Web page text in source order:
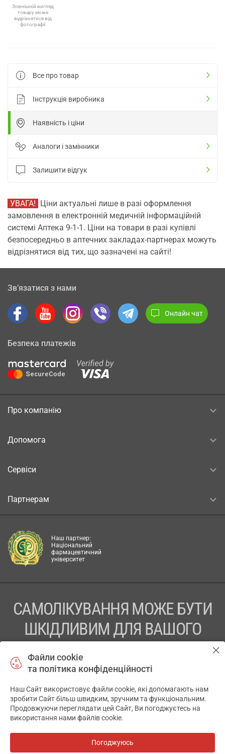
Зовнішній вигляд
товару може
відрізнятися від
фотографії
Все про товар
Інструкція виробника
Наявність і ціни
Аналоги і замінники
Залишити відгук
УВАГА! Ціни актуальні лише в разі оформлення
замовлення в електронній медичній інформаційній
системі Аптека 9-1-1. Ціни на товари в разі купівлі
безпосередньо в аптечних закладах-партнерах можуть
відрізнятися від тих, що зазначені на сайті!
Зв’язатися з нами
Онлайн чат
Безпека платежів
Про компанію
Допомога
Сервіси
Партнерам
Наш партнер:
Національний
фармацевтичний
університет
САМОЛІКУВАННЯ МОЖЕ БУТИ
ШКІДЛИВИМ ДЛЯ ВАШОГО
ПЕРЕД ЗАСТОСУВАННЯМ ПРЕПАРАТУ ПРОКОНСУЛЬТУЙТЕСЬ
ТОВ «АПТЕКА 911.ЮА» Код ЄДРПОУ 43631965.
Відмова від відповідальності
© 2014-2026. Медична інформаційна система АПТЕКА911.ЮА
Файли cookie
та політика конфіденційності
Наш Сайт використовує файли cookie, які допомагають нам
зробити Сайт більш швидким, зручним та функціональним.
Продовжуючи переглядати цей Сайт, Ви погоджуєтесь на
використання нами файлів cookie.
Погоджуюсь
✕